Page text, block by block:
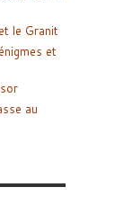
le Granit
et
au